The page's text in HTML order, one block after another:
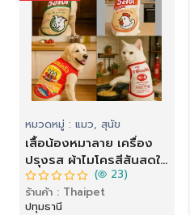
หมวดหมู่ : แมว, สุนัข
เสื้อน้องหมาลาย เครื่อง
ปรุงรส ผ้าไมโครสีสันสดใส
พร้อมส่ง
( 23)
ร้านค้า : Thaipet
ปทุมธานี